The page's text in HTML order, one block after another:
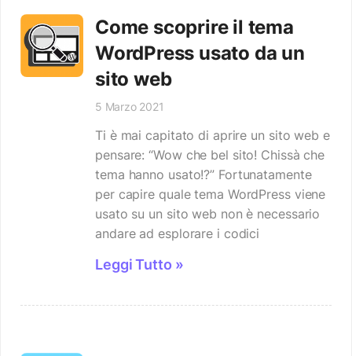
Come scoprire il tema
WordPress usato da un
sito web
5 Marzo 2021
Ti è mai capitato di aprire un sito web e
pensare: “Wow che bel sito! Chissà che
tema hanno usato!?” Fortunatamente
per capire quale tema WordPress viene
usato su un sito web non è necessario
andare ad esplorare i codici
Leggi Tutto »